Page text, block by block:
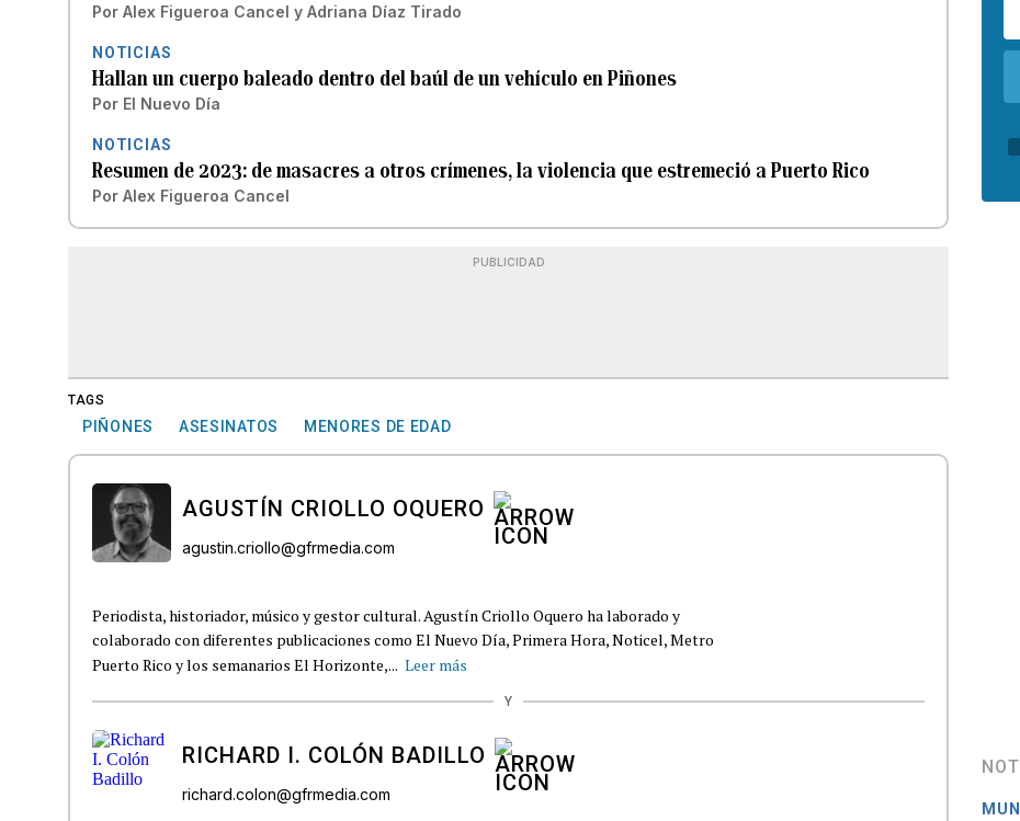
Por Alex Figueroa Cancel yAdriana Díaz Tirado
NOTICIAS
Hallan un cuerpo baleado dentro del baúl de un vehículo en Piñones
Por El Nuevo Día
NOTICIAS
Resumen de 2023: de masacres a otros crímenes, la violencia que estremeció a Puerto Rico
Por Alex Figueroa Cancel
PUBLICIDAD
TAGS
PIÑONES ASESINATOS MENORES DE EDAD
AGUSTÍN CRIOLLO OQUERO
agustin.criollo@gfrmedia.com
Periodista, historiador, músico y gestor cultural. Agustín Criollo Oquero ha laborado y
colaborado con diferentes publicaciones como El Nuevo Día, Primera Hora, Noticel, Metro
Puerto Rico y los semanarios El Horizonte,... Leer más
Y
RICHARD I. COLÓN BADILLO
richard.colon@gfrmedia.com